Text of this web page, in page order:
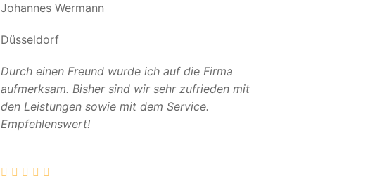
Johannes Wermann
Düsseldorf
Durch einen Freund wurde ich auf die Firma
aufmerksam. Bisher sind wir sehr zufrieden mit
den Leistungen sowie mit dem Service.
Empfehlenswert!